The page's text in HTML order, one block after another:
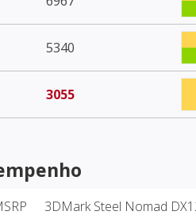
5340
3055
3DMark Steel Nomad